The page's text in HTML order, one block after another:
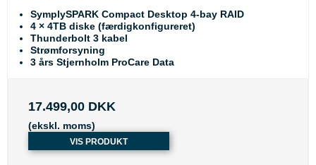
SymplySPARK Compact Desktop 4-bay RAID
4 × 4TB diske (færdigkonfigureret)
Thunderbolt 3 kabel
Strømforsyning
3 års Stjernholm ProCare Data
17.499,00 DKK
(ekskl. moms)
VIS PRODUKT